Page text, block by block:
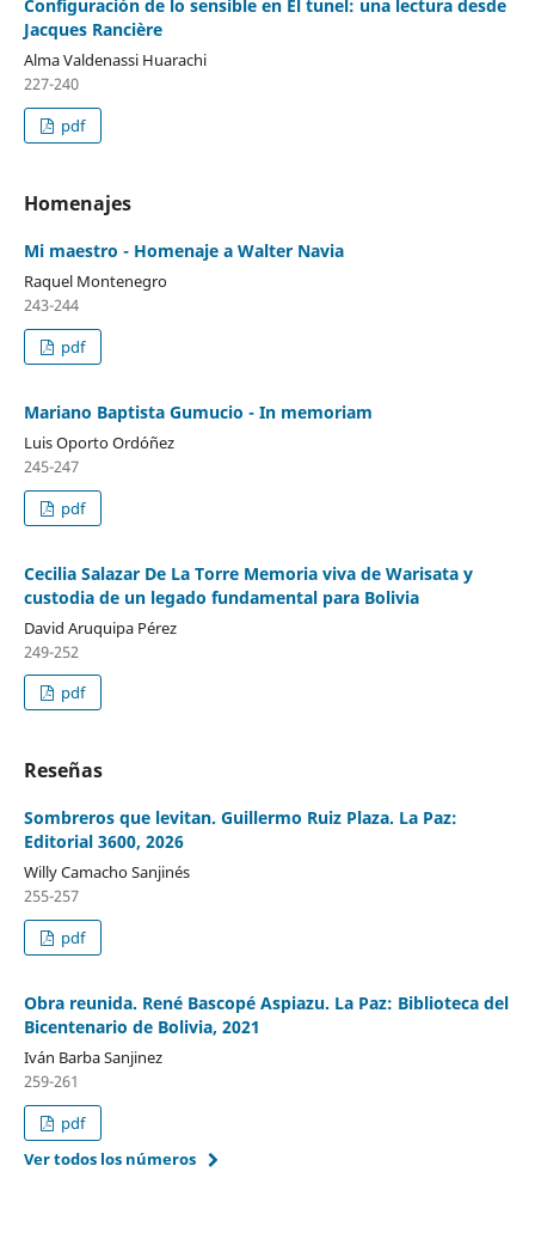
Configuración de lo sensible en El tunel: una lectura desde
Jacques Rancière
Alma Valdenassi Huarachi
227-240
pdf
Homenajes
Mi maestro - Homenaje a Walter Navia
Raquel Montenegro
243-244
pdf
Mariano Baptista Gumucio - In memoriam
Luis Oporto Ordóñez
245-247
pdf
Cecilia Salazar De La Torre Memoria viva de Warisata y
custodia de un legado fundamental para Bolivia
David Aruquipa Pérez
249-252
pdf
Reseñas
Sombreros que levitan. Guillermo Ruiz Plaza. La Paz:
Editorial 3600, 2026
Willy Camacho Sanjinés
255-257
pdf
Obra reunida. René Bascopé Aspiazu. La Paz: Biblioteca del
Bicentenario de Bolivia, 2021
Iván Barba Sanjinez
259-261
pdf
Ver todos los números